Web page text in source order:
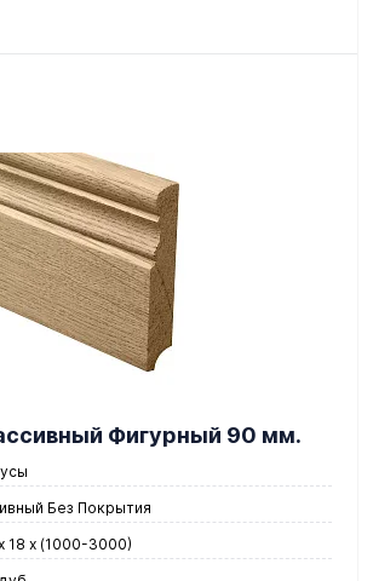
Фигурный 90 мм.
Без Покрытия
18 х (1000-3000)